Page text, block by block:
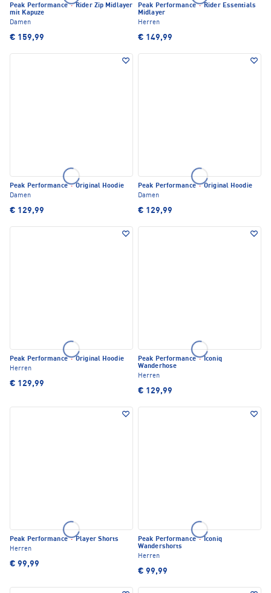
Peak Performance·Rider Zip Midlayer
mit Kapuze
Damen
€ 159,99
Peak Performance·Rider Essentials
Midlayer
Herren
€ 149,99
Peak Performance·Original Hoodie
Damen
€ 129,99
Peak Performance·Original Hoodie
Damen
€ 129,99
Peak Performance·Original Hoodie
Herren
€ 129,99
Peak Performance·Iconiq
Wanderhose
Herren
€ 129,99
Peak Performance·Player Shorts
Herren
€ 99,99
Peak Performance·Iconiq
Wandershorts
Herren
€ 99,99